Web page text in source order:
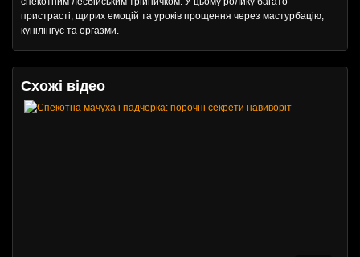
пристрасті, щирих емоцій та уроків прощення через мастурбацію,
кунілінгус та оргазми.
Схожі відео